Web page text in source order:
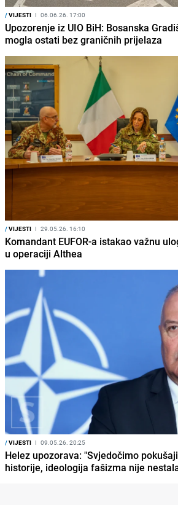
/VIJESTI I 06.06.26. 17:00
Upozorenje iz UIO BiH: Bosanska
mogla ostati bez graničnih prijelaza
/VIJESTI I 29.05.26. 16:10
Komandant EUFOR-a istakao važnu
u operaciji Althea
/VIJESTI I 09.05.26. 20:25
Helez upozorava: "Svjedočimo
historije, ideologija fašizma nije